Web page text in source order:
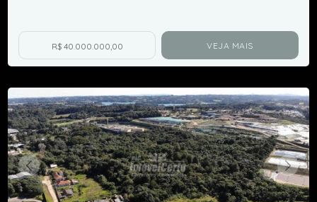
R$ 40.000.000,00 VEJA MAIS